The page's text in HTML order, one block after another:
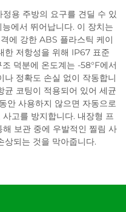
용 주방의 요구를 견딜 수 있
에서 뛰어납니다. 이 장치는
에 강한 ABS 플라스틱 케이
한 저항성을 위해 IP67 표준
덕분에 온도계는 -58°F에서
나 정확도 손실 없이 작동합니
균 코팅이 적용되어 있어 세균
안 사용하지 않으면 자동으로
고를 방지합니다. 내장형 프
보관 중에 우발적인 찔림 사
상되는 것을 막아줍니다.